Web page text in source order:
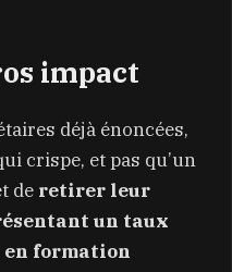
impact
déjà énoncées,
crispe, et pas qu’un
de retirer leur
un taux
en formation